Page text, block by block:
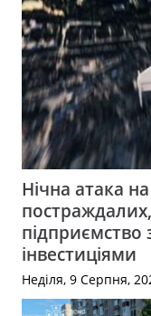
Нічна атака
інвестиціями
Неділя, 9 Серпня,